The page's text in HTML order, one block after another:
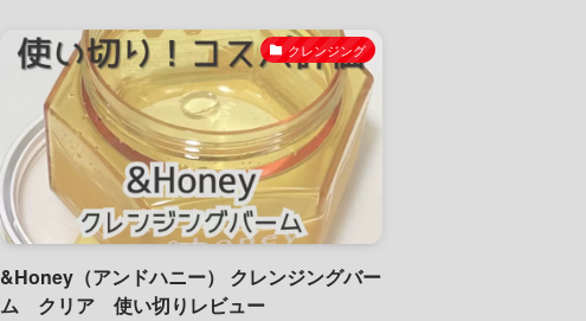
クレンジング
&Honey（アンドハニー） クレンジングバー
ム クリア 使い切りレビュー